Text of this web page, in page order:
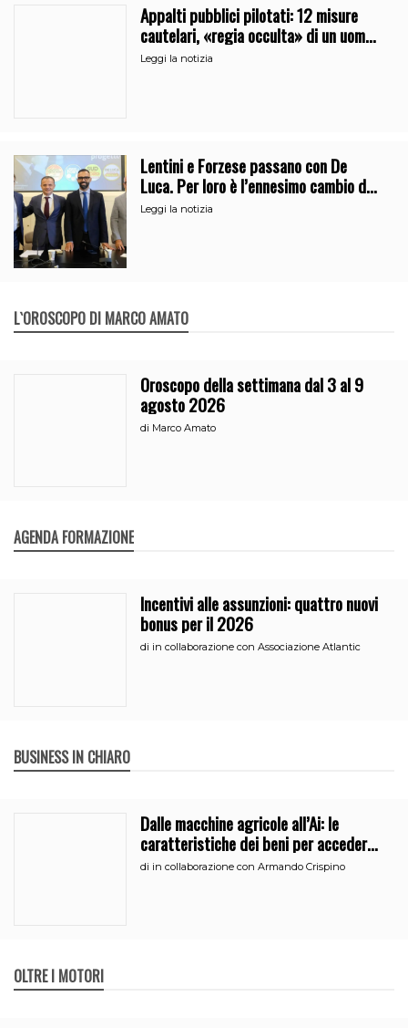
Appalti pubblici pilotati: 12 misure
cautelari, «regia occulta» di un uomo
vicino al clan
Leggi la notizia
Lentini e Forzese passano con De
Luca. Per loro è l’ennesimo cambio di
partito
Leggi la notizia
L`OROSCOPO DI MARCO AMATO
Oroscopo della settimana dal 3 al 9
agosto 2026
di Marco Amato
AGENDA FORMAZIONE
Incentivi alle assunzioni: quattro nuovi
bonus per il 2026
di in collaborazione con Associazione Atlantic
BUSINESS IN CHIARO
Dalle macchine agricole all’Ai: le
caratteristiche dei beni per accedere
all’iperammortamento
di in collaborazione con Armando Crispino
OLTRE I MOTORI